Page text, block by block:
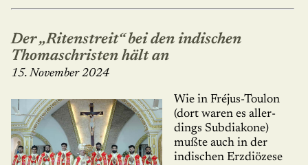
Der „Ritenstreit“ bei den indischen
Thomaschristen hält an
15. November 2024
Wie in Fréjus-Toulon
(dort waren es aller­
dings Subdiakone)
mußte auch in der
indischen Erzdiözese